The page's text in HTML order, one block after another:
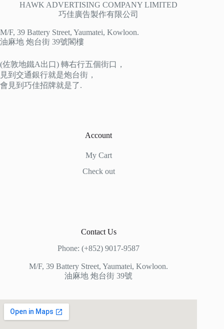
HAWK ADVERTISING COMPANY LIMITED
巧佳廣告製作有限公司
M/F, 39 Battery Street, Yaumatei, Kowloon.
油麻地 炮台街 39號閣樓
(佐敦地鐵A出口) 轉右行五個街口，
見到交通銀行就是炮台街，
會見到巧佳招牌就是了.
Account
My Cart
Check out
Contact Us
Phone: (+852) 9017-9587
M/F, 39 Battery Street, Yaumatei, Kowloon.
油麻地 炮台街 39號